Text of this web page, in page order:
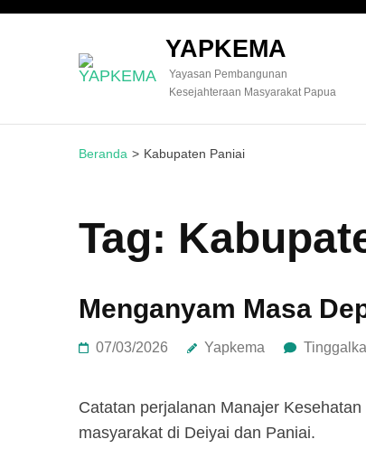
YAPKEMA
Yayasan Pembangunan
Kesejahteraan Masyarakat Papua
Beranda > Kabupaten Paniai
Tag:
Menganyam Masa
07/03/2026 Yapkema
Catatan perjalanan Manajer
masyarakat di Deiyai dan Paniai.